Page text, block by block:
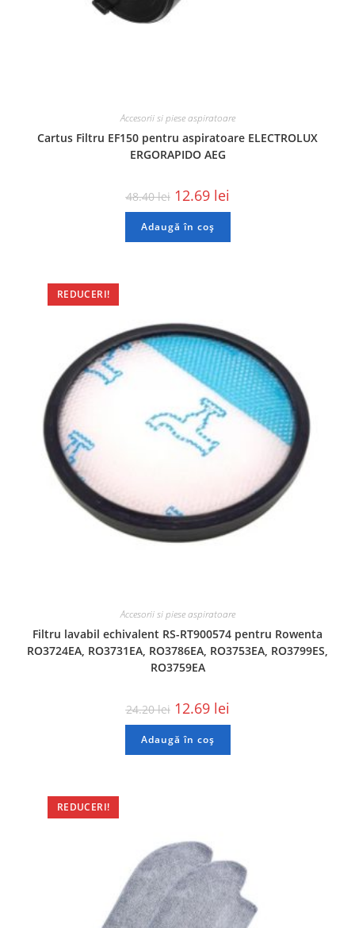
Accesorii si piese aspiratoare
Cartus Filtru EF150 pentru aspiratoare ELECTROLUX
ERGORAPIDO AEG
48.40lei 12.69 lei
Adaugă în coș
REDUCERI!
Accesorii si piese aspiratoare
Filtru lavabil echivalent RS-RT900574 pentru Rowenta
RO3724EA, RO3731EA, RO3786EA, RO3753EA, RO3799ES,
RO3759EA
24.20lei 12.69 lei
Adaugă în coș
REDUCERI!